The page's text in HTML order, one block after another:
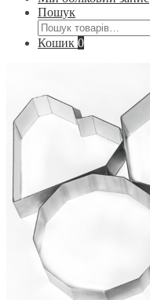
Пошук
Шукати:
Кошик 0